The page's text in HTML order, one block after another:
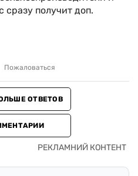
сразу получит доп.
Пожаловаться
ОТВЕТОВ